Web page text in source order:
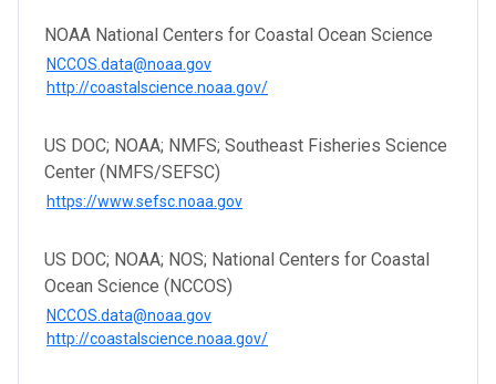
NOAA National Centers for Coastal Ocean Science
NCCOS.data@noaa.gov
http://coastalscience.noaa.gov/
US DOC; NOAA; NMFS; Southeast Fisheries Science
Center (NMFS/SEFSC)
https://www.sefsc.noaa.gov
US DOC; NOAA; NOS; National Centers for Coastal
Ocean Science (NCCOS)
NCCOS.data@noaa.gov
http://coastalscience.noaa.gov/